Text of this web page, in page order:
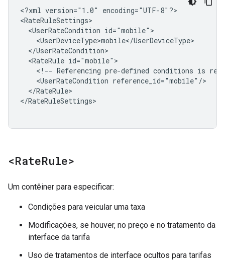
<?xml version="1.0"
encoding="UTF-8"?>
<UserRateCondition
<RateRule
<!-- Referencing pre-defined conditions is
<UserRateCondition
</RateRule>
</RateRuleSettings>
<RateRule>
Um contêiner para especificar:
Condições para veicular uma taxa
Modificações, se houver, no preço e no tratamento da
interface da tarifa
Uso de tratamentos de interface ocultos para tarifas